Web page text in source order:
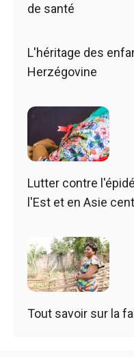
de santé
L'héritage des
Herzégovine
Lutter contre
l'Est et en Asie
Tout savoir sur la